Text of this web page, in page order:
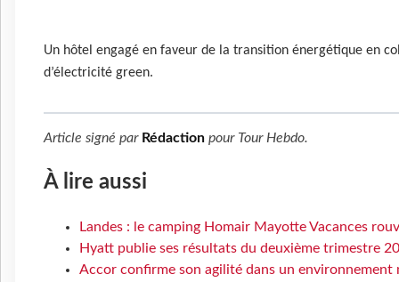
Un hôtel engagé en faveur de la transition énergétique en
d’électricité green.
Article signé par Rédaction pour Tour Hebdo.
À lire aussi
Landes : le camping Homair Mayotte Vacances
Hyatt publie ses résultats du deuxième trimestre
Accor confirme son agilité dans un environnement